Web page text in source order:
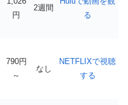
円
2週間
る
790円
～
なし
NETFLIXで視聴
する